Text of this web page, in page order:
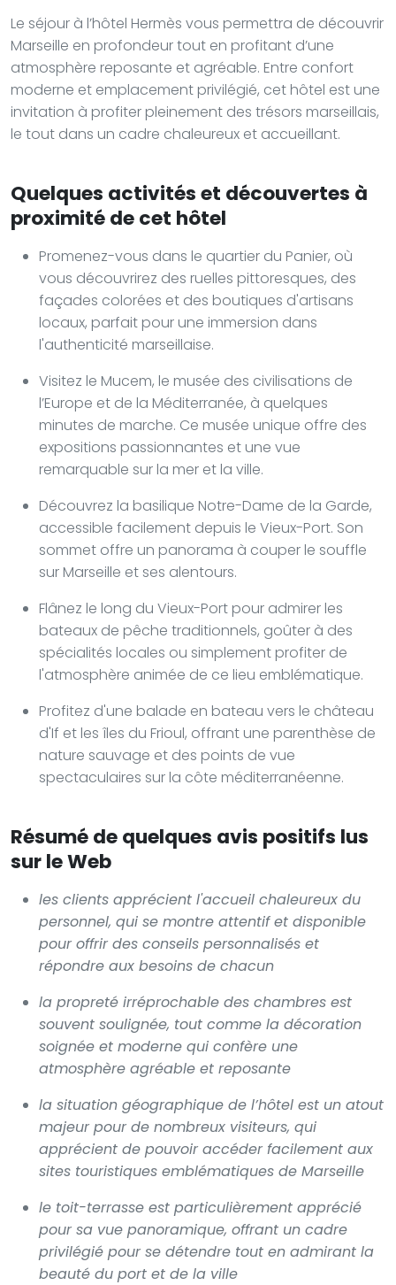
Le séjour à l’hôtel Hermès vous permettra de découvrir
Marseille en profondeur tout en profitant d’une
atmosphère reposante et agréable. Entre confort
moderne et emplacement privilégié, cet hôtel est une
invitation à profiter pleinement des trésors marseillais,
le tout dans un cadre chaleureux et accueillant.
Quelques activités et découvertes à
proximité de cet hôtel
Promenez-vous dans le quartier du Panier, où
vous découvrirez des ruelles pittoresques, des
façades colorées et des boutiques d'artisans
locaux, parfait pour une immersion dans
l'authenticité marseillaise.
Visitez le Mucem, le musée des civilisations de
l’Europe et de la Méditerranée, à quelques
minutes de marche. Ce musée unique offre des
expositions passionnantes et une vue
remarquable sur la mer et la ville.
Découvrez la basilique Notre-Dame de la Garde,
accessible facilement depuis le Vieux-Port. Son
sommet offre un panorama à couper le souffle
sur Marseille et ses alentours.
Flânez le long du Vieux-Port pour admirer les
bateaux de pêche traditionnels, goûter à des
spécialités locales ou simplement profiter de
l'atmosphère animée de ce lieu emblématique.
Profitez d'une balade en bateau vers le château
d'If et les îles du Frioul, offrant une parenthèse de
nature sauvage et des points de vue
spectaculaires sur la côte méditerranéenne.
Résumé de quelques avis positifs lus
sur le Web
les clients apprécient l'accueil chaleureux du
personnel, qui se montre attentif et disponible
pour offrir des conseils personnalisés et
répondre aux besoins de chacun
la propreté irréprochable des chambres est
souvent soulignée, tout comme la décoration
soignée et moderne qui confère une
atmosphère agréable et reposante
la situation géographique de l’hôtel est un atout
majeur pour de nombreux visiteurs, qui
apprécient de pouvoir accéder facilement aux
sites touristiques emblématiques de Marseille
le toit-terrasse est particulièrement apprécié
pour sa vue panoramique, offrant un cadre
privilégié pour se détendre tout en admirant la
beauté du port et de la ville